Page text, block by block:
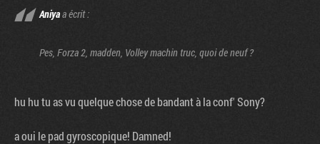
Aniyaa écrit :
Pes, Forza 2, madden, Volley machin truc, quoi de neuf ?
hu hu tu as vu quelque chose de bandant à la conf' Sony?
a oui le pad gyroscopique! Damned!